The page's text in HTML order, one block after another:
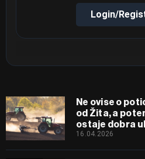
Login/
Ne ovise o
od Žita, a
ostaje dobra
16.04.2026